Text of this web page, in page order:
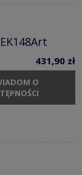
431,90 zł
O